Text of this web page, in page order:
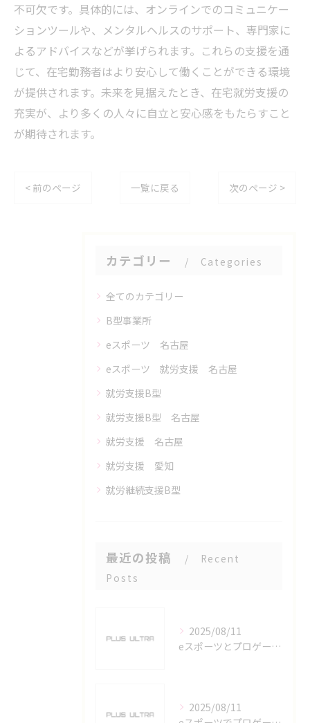
不可欠です。具体的には、オンラインでのコミュニケー
ションツールや、メンタルヘルスのサポート、専門家に
よるアドバイスなどが挙げられます。これらの支援を通
じて、在宅勤務者はより安心して働くことができる環境
が提供されます。未来を見据えたとき、在宅就労支援の
充実が、より多くの人々に自立と安心感をもたらすこと
が期待されます。
< 前のページ 一覧に戻る 次のページ >
カテゴリー Categories
全てのカテゴリー
B型事業所
eスポーツ 名古屋
eスポーツ 就労支援 名古屋
就労支援B型
就労支援B型 名古屋
就労支援 名古屋
就労支援 愛知
就労継続支援B型
最近の投稿
Recent
Posts
2025/08/11
eスポーツとプロゲーマーを六番町駅で目指すための実践ガイド
2025/08/11